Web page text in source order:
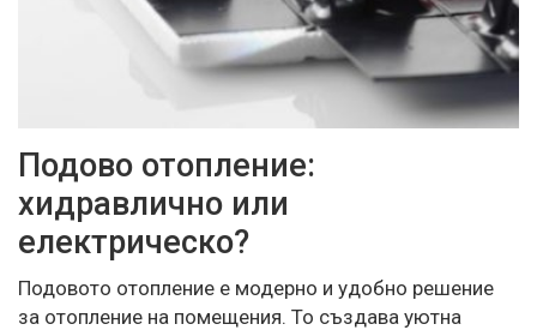
Подово отопление:
хидравлично или
електрическо?
Подовото отопление е модерно и удобно решение
за отопление на помещения. То създава уютна